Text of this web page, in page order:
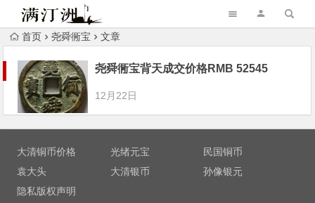
首页 尧舜衕宝 文章
尧舜衕宝背天成交价格RMB 52545
12月22日
大清铜币价格 光绪元宝
民国铜币
袁大头
大清银币
孙像银元
隐私版权声明